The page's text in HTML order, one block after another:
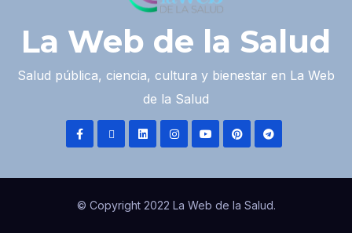
La Web de la Salud
Salud pública, ciencia, cultura y bienestar en La Web
de la Salud
© Copyright 2022 La Web de la Salud.